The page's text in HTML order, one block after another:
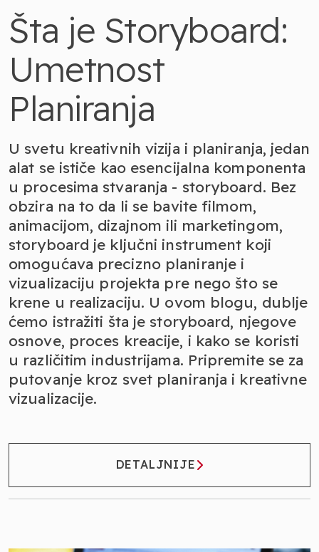
Šta je Storyboard:
Umetnost
Planiranja
U svetu kreativnih vizija i planiranja, jedan
alat se ističe kao esencijalna komponenta
u procesima stvaranja - storyboard. Bez
obzira na to da li se bavite filmom,
animacijom, dizajnom ili marketingom,
storyboard je ključni instrument koji
omogućava precizno planiranje i
vizualizaciju projekta pre nego što se
krene u realizaciju. U ovom blogu, dublje
ćemo istražiti šta je storyboard, njegove
osnove, proces kreacije, i kako se koristi
u različitim industrijama. Pripremite se za
putovanje kroz svet planiranja i kreativne
vizualizacije.
DETALJNIJE